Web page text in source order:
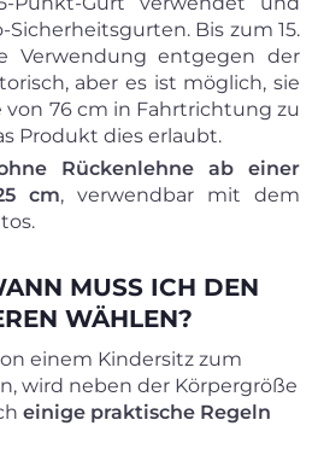
Bis zum 15.
Verwendung entgegen der
aber es ist möglich, sie
von 76 cm in Fahrtrichtung zu
Produkt dies erlaubt.
Rückenlehne ab einer
cm, verwendbar mit dem
MUSS ICH DEN
WÄHLEN?
einem Kindersitz zum
wird neben der Körpergröße
einige praktische Regeln